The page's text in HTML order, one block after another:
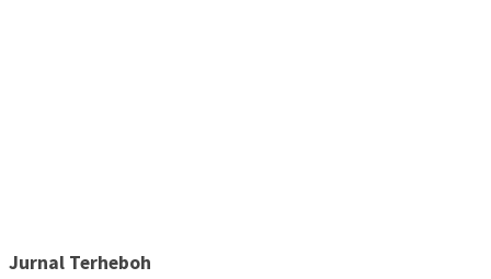
Jurnal Terheboh